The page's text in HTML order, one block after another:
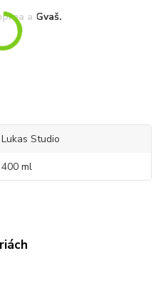
a Gvaš.
Lukas Studio
400 ml